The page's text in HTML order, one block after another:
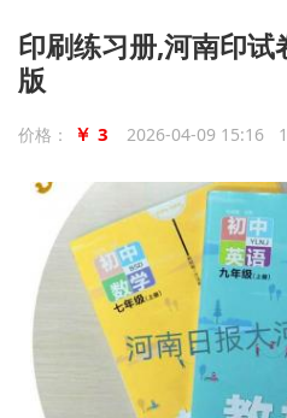
印刷练习册,河南印
版
价格： ￥ 3 2026-04-09 15:16